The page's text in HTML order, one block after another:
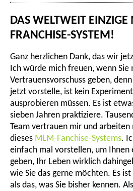
DAS WELTWEIT
FRANCHISE-SYSTEM!
Ganz herzlichen Dank, das wir
Ich würde mich freuen, wenn
Vertrauensvorschuss geben,
jetzt vorstelle, ist kein
ausprobieren müssen. Es ist
sieben Jahren praktiziere.
Team vertrauen mir und
dieses MLM-Fanchise-Systems.
einfach mal vorstellen, um Ihnen
geben, Ihr Leben wirklich
wie Sie das gerne möchten. Es
als das, was Sie bisher kennen.